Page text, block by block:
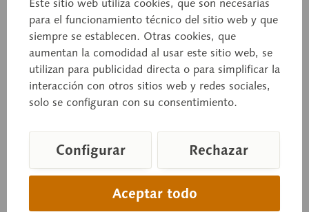
ZoS 1013/2
Sapo común europeo
pareja en amplexo, Bufo b.
bufo. De tamaño natural, de
Precio a consultar
Cesta de consulta
ZoS 1014
Sapo corredor
Epidalea calamita (sinónimo:
Bufo calamita). De tamaño
Precio a consultar
Cesta de consulta
para el funcionamiento técnico del sitio web y que
siempre se establecen. Otras cookies, que
aumentan la comodidad al usar este sitio web, se
utilizan para publicidad directa o para simplificar la
interacción con otros sitios web y redes sociales,
solo se configuran con su consentimiento.
Aceptar todo
Configurar Rechazar